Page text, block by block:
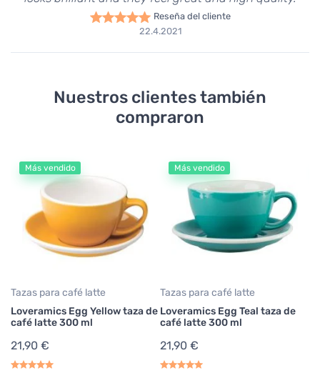
Reseña del cliente
22.4.2021
Nuestros clientes también
compraron
Más vendido
Tazas para café latte
Loveramics Egg Yellow taza de
café latte 300 ml
21,90 €
Más vendido
Tazas para café latte
Loveramics Egg Teal taza de
café latte 300 ml
21,90 €